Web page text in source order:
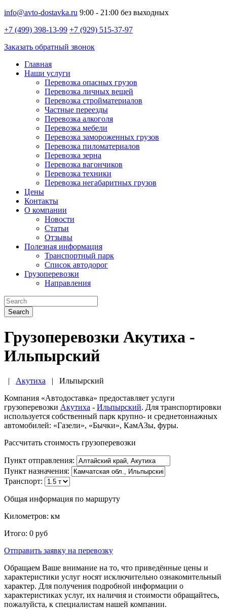
info@avto-dostavka.ru 9:00 - 21:00 без выходных
+7 (499) 398-13-99 +7 (929) 515-37-97
Заказать обратный звонок
Главная
Наши услуги
Перевозка опасных грузов
Перевозка личных вещей
Перевозка стройматериалов
Частные переезды
Перевозка алкоголя
Перевозка мебели
Перевозка замороженных грузов
Перевозка пиломатериалов
Перевозка зерна
Перевозка вагончиков
Перевозка техники
Перевозка негабаритных грузов
Цены
Контакты
О компании
Новости
Статьи
Отзывы
Полезная информация
Транспортный парк
Список автодорог
Грузоперевозки
Направления
Search
Грузоперевозки Акутиха -
Ильпырский
| Акутиха | Ильпырский
Компания «Автодоставка» предоставляет услуги
грузоперевозки Акутиха - Ильпырский. Для транспортировки
используется собственный парк крупно- и среднетоннажных
автомобилей: «Газели», «Бычки», КамАЗы, фуры.
Рассчитать стоимость грузоперевозки
Пункт отправления:
Пункт назначения:
Транспорт:
Общая информация по маршруту
Километров: км
Итого: 0 руб
Отправить заявку на перевозку
Обращаем Ваше внимание на то, что приведённые цены и
характеристики услуг носят исключительно ознакомительный
характер. Для получения подробной информации о
характеристиках услуг, их наличия и стоимости обращайтесь,
пожалуйста, к специалистам нашей компании.